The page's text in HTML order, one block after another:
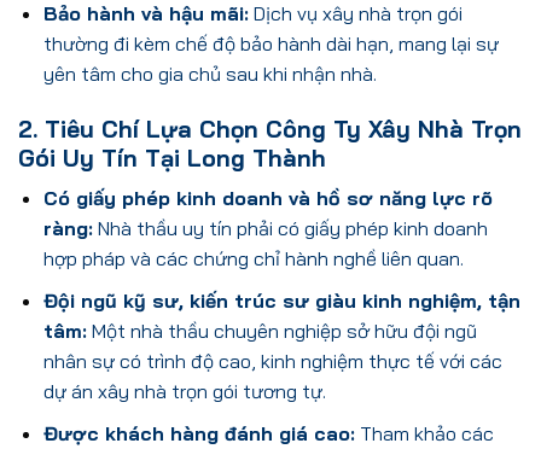
Bảo hành và hậu mãi:Dịch vụ xây nhà trọn gói
thường đi kèm chế độ bảo hành dài hạn, mang lại sự
yên tâm cho gia chủ sau khi nhận nhà.
2. Tiêu Chí Lựa Chọn Công Ty Xây Nhà Trọn
Gói Uy Tín Tại Long Thành
Có giấy phép kinh doanh và hồ sơ năng lực rõ
ràng:Nhà thầu uy tín phải có giấy phép kinh doanh
hợp pháp và các chứng chỉ hành nghề liên quan.
Đội ngũ kỹ sư, kiến trúc sư giàu kinh nghiệm, tận
tâm:Một nhà thầu chuyên nghiệp sở hữu đội ngũ
nhân sự có trình độ cao, kinh nghiệm thực tế với các
dự án xây nhà trọn gói tương tự.
Được khách hàng đánh giá cao:Tham khảo các